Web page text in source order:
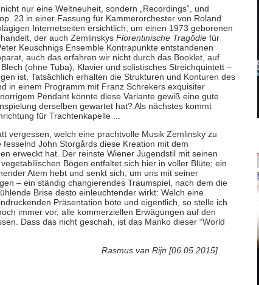
nur eine Weltneuheit, sondern „Recordings”, und
23 in einer Fassung für Kammerorchester von Roland
Internetseiten ersichtlich, um einen 1973 geborenen
der auch Zemlinskys Florentinische Tragödiefür
Keuschnigs Ensemble Kontrapunkte entstandenen
auch das erfahren wir nicht durch das Booklet, auf
(ohne Tuba), Klavier und solistisches Streichquintett –
ist. Tatsächlich erhalten die Strukturen und Konturen des
in einem Programm mit Franz Schrekers exquisiter
Pendant könnte diese Variante gewiß eine gute
derselben gewartet hat? Als nächstes kommt
für Trachtenkapelle ...
vergessen, welch eine prachtvolle Musik Zemlinsky zu
John Storgårds diese Kreation mit dem
erweckt hat. Der reinste Wiener Jugendstil mit seinen
Bögen entfaltet sich hier in voller Blüte; ein
Atem hebt und senkt sich, um uns mit seiner
– ein ständig changierendes Traumspiel, nach dem die
Brise desto einleuchtender wirkt: Welch eine
Präsentation böte und eigentlich, so stelle ich
immer vor, alle kommerziellen Erwägungen auf den
Dass das nicht geschah, ist das Manko dieser “World
Rasmus van Rijn [06.05.2015]